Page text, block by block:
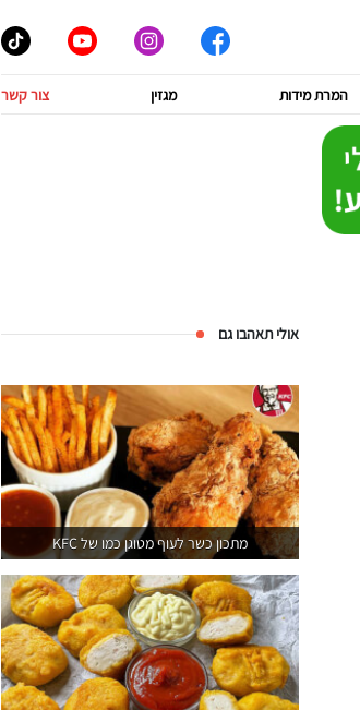
המרת מידות מגזין צור קשר
אולי תאהבו גם
מתכון כשר לעוף מטוגן כמו של KFC